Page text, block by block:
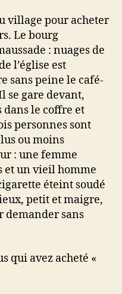
village pour acheter
Le bourg
: nuages de
l’église est
sans peine le café-
se gare devant,
dans le coffre et
personnes sont
ou moins
: une femme
et un vieil homme
éteint soudé
petit et maigre,
demander sans
qui avez acheté «